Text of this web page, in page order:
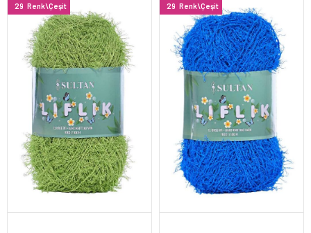
29 Renk\Çeşit 29 Renk\Çeşit